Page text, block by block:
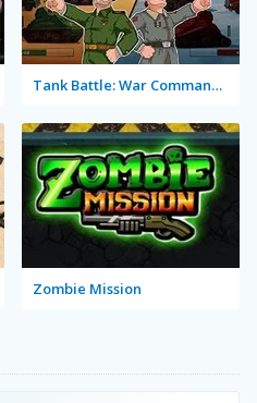
Tank Battle: War Commander
Zombie Mission